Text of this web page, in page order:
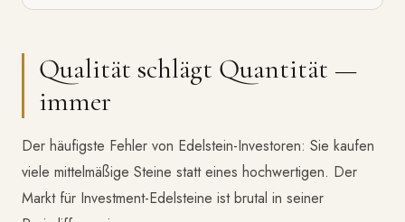
Qualität schlägt Quantität —
immer
Der häufigste Fehler von Edelstein-Investoren: Sie kaufen
viele mittelmäßige Steine statt eines hochwertigen. Der
Markt für Investment-Edelsteine ist brutal in seiner